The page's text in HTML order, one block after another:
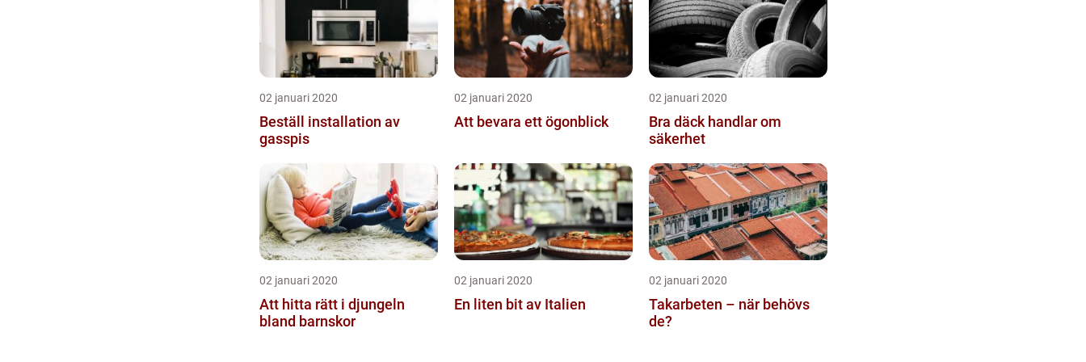
02 januari 2020
Beställ installation av
gasspis
02 januari 2020
Att bevara ett ögonblick
02 januari 2020
Bra däck handlar om
säkerhet
02 januari 2020
Att hitta rätt i djungeln
bland barnskor
02 januari 2020
En liten bit av Italien
02 januari 2020
Takarbeten – när behövs
de?